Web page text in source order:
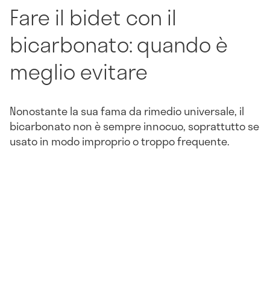
Fare il bidet con il
bicarbonato: quando è
meglio evitare
Nonostante la sua fama da rimedio universale, il
bicarbonato non è sempre innocuo, soprattutto se
usato in modo improprio o troppo frequente.